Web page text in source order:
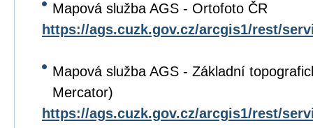
Mapová služba AGS - Ortofoto ČR
https://ags.cuzk.gov.cz/arcgis1/rest/
Mapová služba AGS - Základní
Mercator)
https://ags.cuzk.gov.cz/arcgis1/rest/